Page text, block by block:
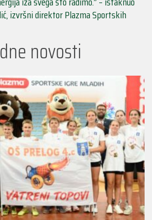
izvršni direktor Plazma Sportskih
novosti